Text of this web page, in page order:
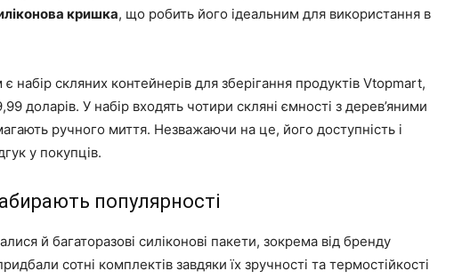
кришка, що робить його ідеальним для використання в
набір скляних контейнерів для зберігання продуктів Vtopmart,
доларів. У набір входять чотири скляні ємності з дерев’яними
ручного миття. Незважаючи на це, його доступність і
у покупців.
популярності
й багаторазові силіконові пакети, зокрема від бренду
сотні комплектів завдяки їх зручності та термостійкості